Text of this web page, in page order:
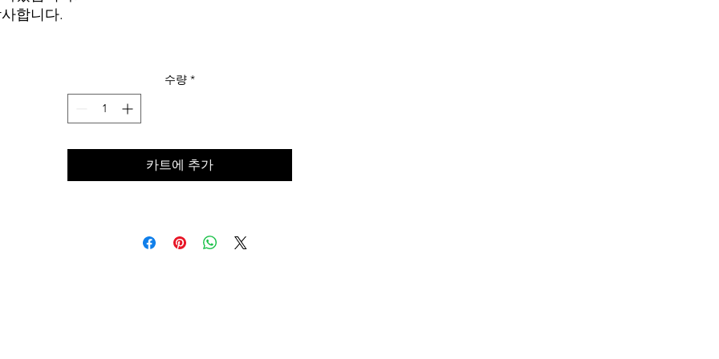
합니다.
수량 *
카트에 추가